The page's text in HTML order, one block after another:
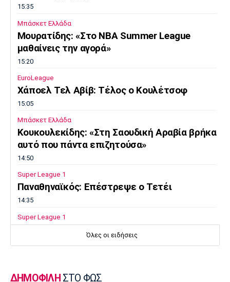
15:35
Μπάσκετ Ελλάδα
Μουρατίδης: «Στο NBA Summer League
μαθαίνεις την αγορά»
15:20
EuroLeague
Χάποελ Τελ Αβίβ: Τέλος ο Κουλέτσοφ
15:05
Μπάσκετ Ελλάδα
Κουκουλεκίδης: «Στη Σαουδική Αραβία βρήκα
αυτό που πάντα επιζητούσα»
14:50
Super League 1
Παναθηναϊκός: Επέστρεψε ο Τετέι
14:35
Super League 1
Σπόρτινγκ: Η επιβεβαίωση για τον
Μπραγκάνσα και ο Ολυμπιακός
Όλες οι ειδήσεις
ΔΗΜΟΦΙΛΗ ΣΤΟ ΦΩΣ